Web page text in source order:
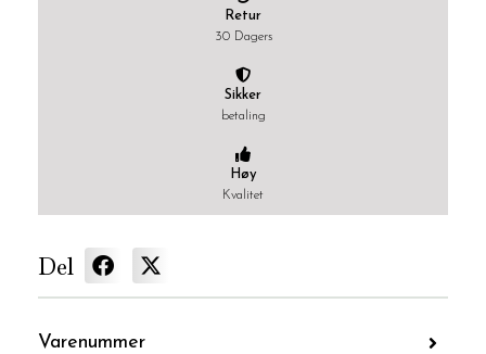
Retur
30 Dagers
Sikker
betaling
Høy
Kvalitet
Del
Varenummer